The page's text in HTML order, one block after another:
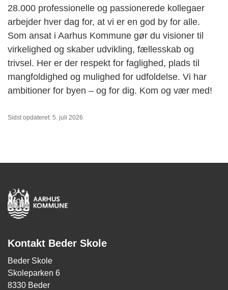
28.000 professionelle og passionerede kollegaer
arbejder hver dag for, at vi er en god by for alle.
Som ansat i Aarhus Kommune gør du visioner til
virkelighed og skaber udvikling, fællesskab og
trivsel. Her er der respekt for faglighed, plads til
mangfoldighed og mulighed for udfoldelse. Vi har
ambitioner for byen – og for dig. Kom og vær med!
Sidst opdateret: 5. juli 2026
Kontakt Beder Skole
Beder Skole
Skoleparken 6
8330 Beder